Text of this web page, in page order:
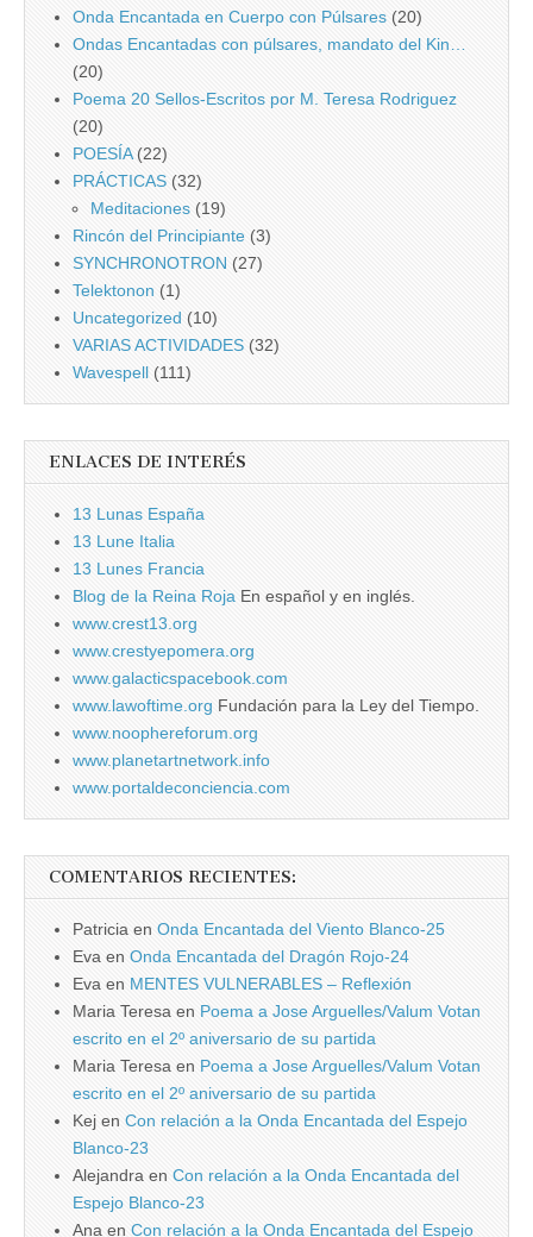
Onda Encantada en Cuerpo con Púlsares (20)
Ondas Encantadas con púlsares, mandato del Kin…
(20)
Poema 20 Sellos-Escritos por M. Teresa Rodriguez
(20)
POESÍA(22)
PRÁCTICAS (32)
Meditaciones (19)
Rincón del Principiante (3)
SYNCHRONOTRON (27)
Telektonon (1)
Uncategorized (10)
VARIAS ACTIVIDADES (32)
Wavespell (111)
ENLACES DE INTERÉS
13 Lunas España
13 Lune Italia
13 Lunes Francia
Blog de la Reina Roja En español y en inglés.
www.crest13.org
www.crestyepomera.org
www.galacticspacebook.com
www.lawoftime.org Fundación para la Ley del Tiempo.
www.noophereforum.org
www.planetartnetwork.info
www.portaldeconciencia.com
COMENTARIOS RECIENTES:
Patricia en Onda Encantada del Viento Blanco-25
Eva en Onda Encantada del Dragón Rojo-24
Eva en MENTES VULNERABLES – Reflexión
Maria Teresa en Poema a Jose Arguelles/Valum Votan
escrito en el 2º aniversario de su partida
Maria Teresa en Poema a Jose Arguelles/Valum Votan
escrito en el 2º aniversario de su partida
Kej en Con relación a la Onda Encantada del Espejo
Blanco-23
Alejandra en Con relación a la Onda Encantada del
Espejo Blanco-23
Ana en Con relación a la Onda Encantada del Espejo